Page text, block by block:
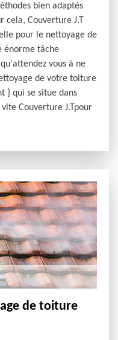
bien adaptés
Couverture J.T
pour le nettoyage de
énorme tâche
vous à ne
de votre toiture
} qui se situe dans
Couverture J.Tpour
de toiture